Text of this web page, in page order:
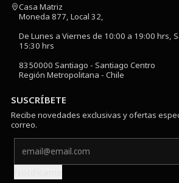
Casa Matriz
Moneda 877, Local 32,
De Lunes a Viernes de 10:00 a 19:00 hrs,
15:30 hrs
8350000 Santiago - Santiago Centro
Región Metropolitana - Chile
SUSCRÍBETE
Recibe novedades exclusivas y ofertas
correo.